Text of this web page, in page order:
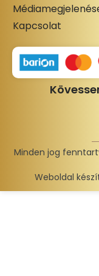
Kapcsolat
Minden jog
Weboldal